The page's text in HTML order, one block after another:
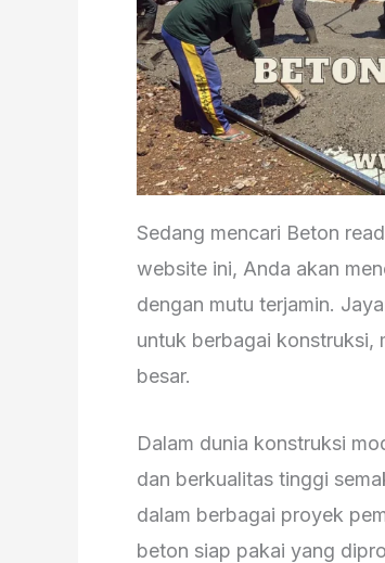
Sedang mencari Beton
website ini, Anda akan
dengan mutu terjamin.
untuk berbagai konstruksi,
besar.
Dalam dunia konstruksi
dan berkualitas tinggi
dalam berbagai proyek
beton siap pakai yang